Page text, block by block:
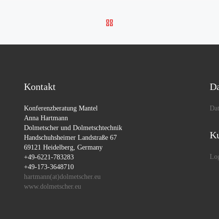
Kontakt
Konferenzberatung Mantel
Anna Hartmann
Dolmetscher und Dolmetschtechnik
Handschuhsheimer Landstraße 67
69121 Heidelberg, Germany
+49-6221-783283
+49-173-3648710
hartmann(at)dolmetscher.eu
www.dolmetscher.eu